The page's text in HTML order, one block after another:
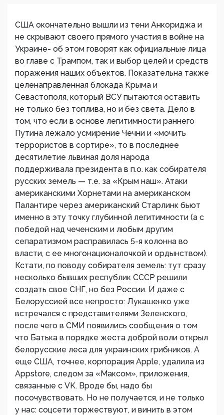
США окончательно вышли из тени Анкориджа и
не скрывают своего прямого участия в войне на
Украине- об этом говорят как официальные лица
во главе с Трампом, так и выбор целей и средств
поражения наших объектов. Показательна также
целенаправленная блокада Крыма и
Севастополя, который ВСУ пытаются оставить
не только без топлива, но и без света. Дело в
том, что если в основе легитимности раннего
Путина лежало усмирение Чечни и «мочить
террористов в сортире», то в последнее
десятилетие львиная доля народа
поддерживала президента в п.о. как собирателя
русских земель — т.е. за «Крым наш». Атаки
американскими Хорнетами на американском
Палантире через американский Старлинк бьют
именно в эту точку глубинной легитимности (а с
победой над чеченским и любым другим
сепаратизмом расправилась 5-я колонна во
власти, с ее многонационалочкой и ордынством).
Кстати, по поводу собирателя земель: тут сразу
несколько бывших республик СССР решили
создать свое СНГ, но без России. И даже с
Белоруссией все непросто: Лукашенко уже
встречался с представителями Зеленского,
после чего в СМИ появились сообщения о том
что Батька в порядке жеста доброй воли открыл
белорусские леса для украинских грибников. А
еще США, точнее, корпорация Applе, удалила из
Appstore, следом за «Максом», приложения,
связанные с VK. Вроде бы, надо бы
посочувствовать. Но не получается, и не только
у нас: соцсети торжествуют, и винить в этом